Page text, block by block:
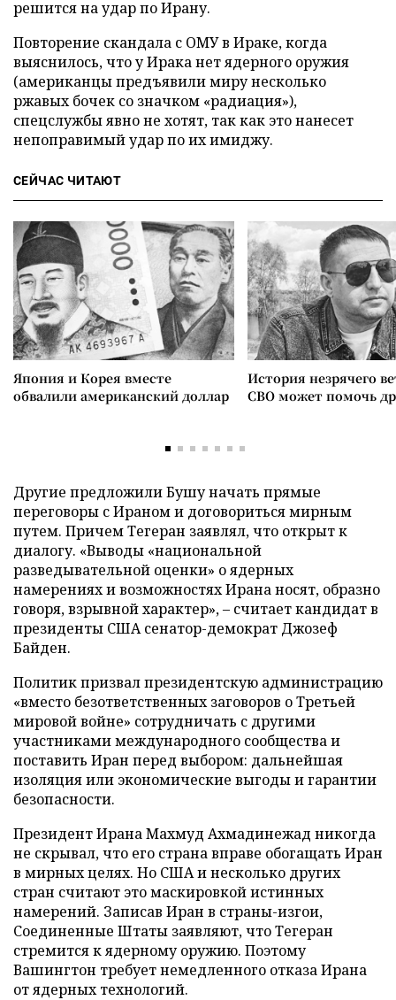
решится на удар по Ирану.
Повторение скандала с ОМУ в Ираке, когда
выяснилось, что у Ирака нет ядерного оружия
(американцы предъявили миру несколько
ржавых бочек со значком «радиация»),
спецслужбы явно не хотят, так как это нанесет
непоправимый удар по их имиджу.
СЕЙЧАС ЧИТАЮТ
Япония и Корея вместе
обвалили американский доллар
История незрячего
СВО может помочь
Другие предложили Бушу начать прямые
переговоры с Ираном и договориться мирным
путем. Причем Тегеран заявлял, что открыт к
диалогу. «Выводы «национальной
разведывательной оценки» о ядерных
намерениях и возможностях Ирана носят, образно
говоря, взрывной характер», – считает кандидат в
президенты США сенатор-демократ Джозеф
Байден.
Политик призвал президентскую администрацию
«вместо безответственных заговоров о Третьей
мировой войне» сотрудничать с другими
участниками международного сообщества и
поставить Иран перед выбором: дальнейшая
изоляция или экономические выгоды и гарантии
безопасности.
Президент Ирана Махмуд Ахмадинежад никогда
не скрывал, что его страна вправе обогащать Иран
в мирных целях. Но США и несколько других
стран считают это маскировкой истинных
намерений. Записав Иран в страны-изгои,
Соединенные Штаты заявляют, что Тегеран
стремится к ядерному оружию. Поэтому
Вашингтон требует немедленного отказа Ирана
от ядерных технологий.